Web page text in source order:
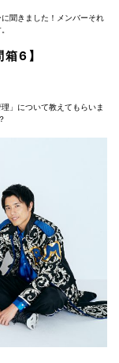
聞きました！メンバーそれ
6】
」について教えてもらいま